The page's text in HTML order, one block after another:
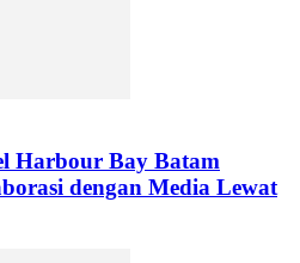
Harbour Bay Batam
dengan Media Lewat